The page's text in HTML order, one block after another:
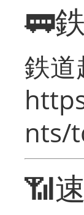
🚃
鉄
nts/
📶